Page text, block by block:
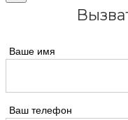
Ваше имя
Ваш телефон